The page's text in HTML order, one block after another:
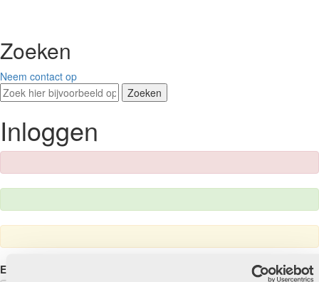
Zoeken
Neem contact op
Zoeken
Inloggen
E-mailadres